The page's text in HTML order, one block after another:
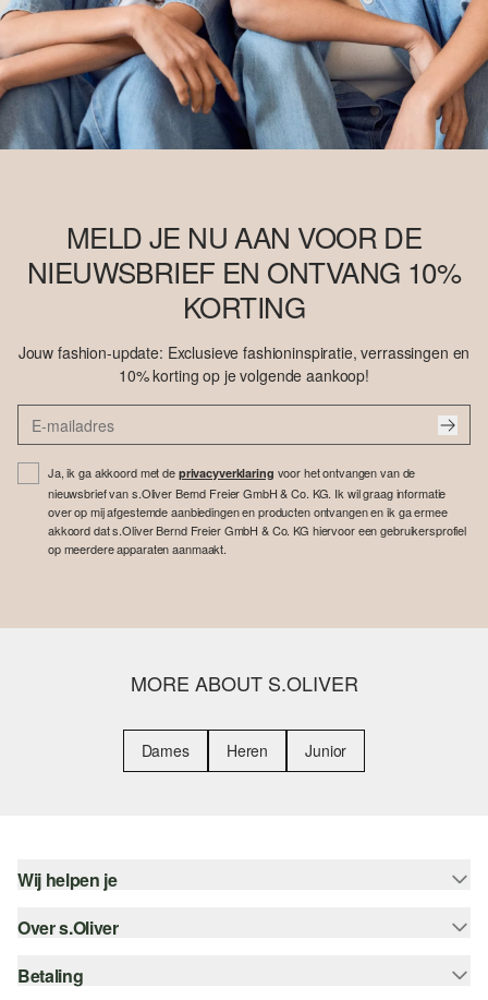
MELD JE NU AAN VOOR DE
NIEUWSBRIEF EN ONTVANG 10%
KORTING
Jouw fashion-update: Exclusieve fashioninspiratie, verrassingen en
10% korting op je volgende aankoop!
Ja, ik ga akkoord met de privacyverklaring voor het ontvangen van de
nieuwsbrief van s.Oliver Bernd Freier GmbH & Co. KG. Ik wil graag informatie
over op mij afgestemde aanbiedingen en producten ontvangen en ik ga ermee
akkoord dat s.Oliver Bernd Freier GmbH & Co. KG hiervoor een gebruikersprofiel
op meerdere apparaten aanmaakt.
MORE ABOUT S.OLIVER
Dames Heren Junior
Wij helpen je
Help - FAQ
Maattabel
Over s.Oliver
Nieuwsbrief
Betaling